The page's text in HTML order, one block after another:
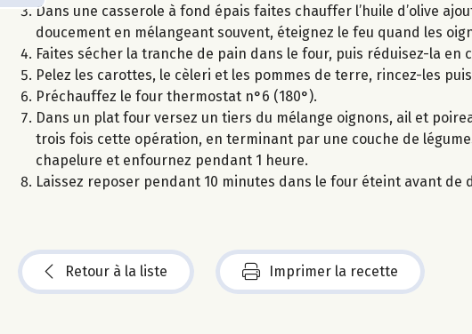
Dans une casserole à fond épais faites chauffer l’huile d’olive
doucement en mélangeant souvent, éteignez le feu quand les
Faites sécher la tranche de pain dans le four, puis réduisez-la en
Pelez les carottes, le cèleri et les pommes de terre, rincez-les
Préchauffez le four thermostat n°6 (180°).
Dans un plat four versez un tiers du mélange oignons, ail et
trois fois cette opération, en terminant par une couche de
chapelure et enfournez pendant 1 heure.
Laissez reposer pendant 10 minutes dans le four éteint avant de
Retour à la liste Imprimer la recette